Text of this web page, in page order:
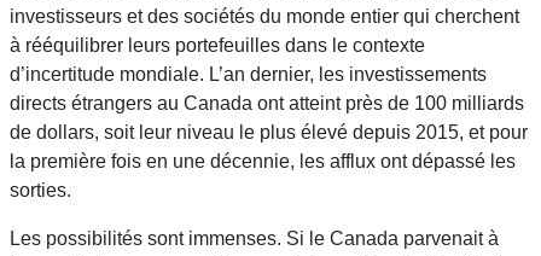
investisseurs et des sociétés du monde entier qui cherchent
à rééquilibrer leurs portefeuilles dans le contexte
d’incertitude mondiale. L’an dernier, les investissements
directs étrangers au Canada ont atteint près de 100 milliards
de dollars, soit leur niveau le plus élevé depuis 2015, et pour
la première fois en une décennie, les afflux ont dépassé les
sorties.
Les possibilités sont immenses. Si le Canada parvenait à